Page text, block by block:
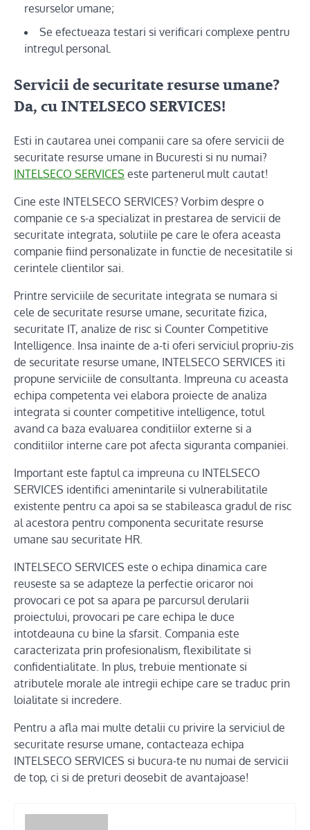
resurselor umane;
Se efectueaza testari si verificari complexe pentru
intregul personal.
Servicii de securitate resurse umane?
Da, cu INTELSECO SERVICES!
Esti in cautarea unei companii care sa ofere servicii de
securitate resurse umane in Bucuresti si nu numai?
INTELSECO SERVICES este partenerul mult cautat!
Cine este INTELSECO SERVICES? Vorbim despre o
companie ce s-a specializat in prestarea de servicii de
securitate integrata, solutiile pe care le ofera aceasta
companie fiind personalizate in functie de necesitatile si
cerintele clientilor sai.
Printre serviciile de securitate integrata se numara si
cele de securitate resurse umane, securitate fizica,
securitate IT, analize de risc si Counter Competitive
Intelligence. Insa inainte de a-ti oferi serviciul propriu-zis
de securitate resurse umane, INTELSECO SERVICES iti
propune serviciile de consultanta. Impreuna cu aceasta
echipa competenta vei elabora proiecte de analiza
integrata si counter competitive intelligence, totul
avand ca baza evaluarea conditiilor externe si a
conditiilor interne care pot afecta siguranta companiei.
Important este faptul ca impreuna cu INTELSECO
SERVICES identifici amenintarile si vulnerabilitatile
existente pentru ca apoi sa se stabileasca gradul de risc
al acestora pentru componenta securitate resurse
umane sau securitate HR.
INTELSECO SERVICES este o echipa dinamica care
reuseste sa se adapteze la perfectie oricaror noi
provocari ce pot sa apara pe parcursul derularii
proiectului, provocari pe care echipa le duce
intotdeauna cu bine la sfarsit. Compania este
caracterizata prin profesionalism, flexibilitate si
confidentialitate. In plus, trebuie mentionate si
atributele morale ale intregii echipe care se traduc prin
loialitate si incredere.
Pentru a afla mai multe detalii cu privire la serviciul de
securitate resurse umane, contacteaza echipa
INTELSECO SERVICES si bucura-te nu numai de servicii
de top, ci si de preturi deosebit de avantajoase!